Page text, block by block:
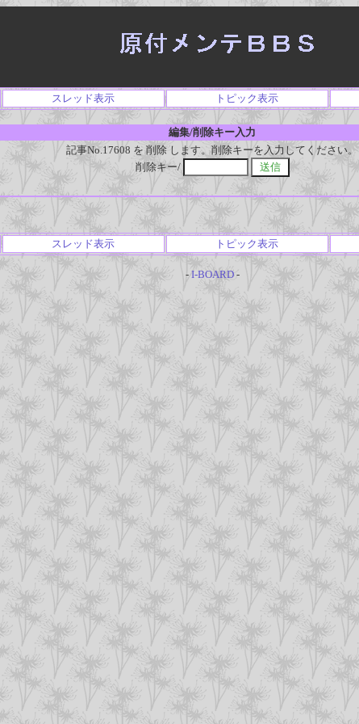
スレッド表示 トピック表示
編集/削除キー入力
記事No.17608 を 削除 します。削除キーを入力してください。
削除キー/
スレッド表示 トピック表示
- I-BOARD-